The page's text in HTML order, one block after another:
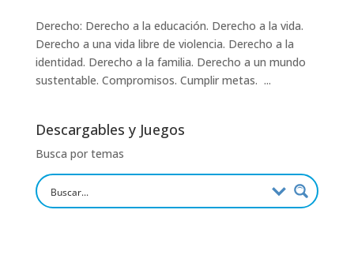
Derecho: Derecho a la educación. Derecho a la vida.
Derecho a una vida libre de violencia. Derecho a la
identidad. Derecho a la familia. Derecho a un mundo
sustentable. Compromisos. Cumplir metas. ...
Descargables y Juegos
Busca por temas